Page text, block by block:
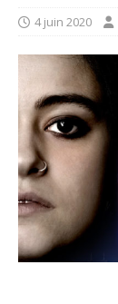
4 juin 2020